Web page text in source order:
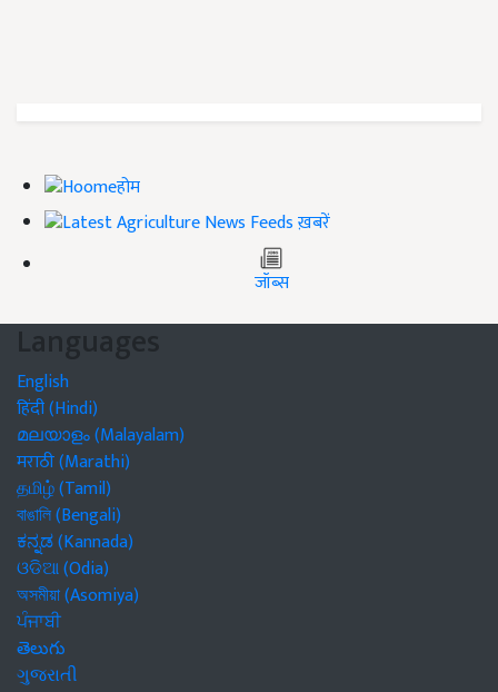
होम
ख़बरें
जॉब्स
Languages
English
हिंदी (Hindi)
മലയാളം (Malayalam)
मराठी (Marathi)
தமிழ் (Tamil)
বাঙালি (Bengali)
ಕನ್ನಡ (Kannada)
ଓଡିଆ (Odia)
অসমীয়া (Asomiya)
ਪੰਜਾਬੀ
తెలుగు
ગુજરાતી